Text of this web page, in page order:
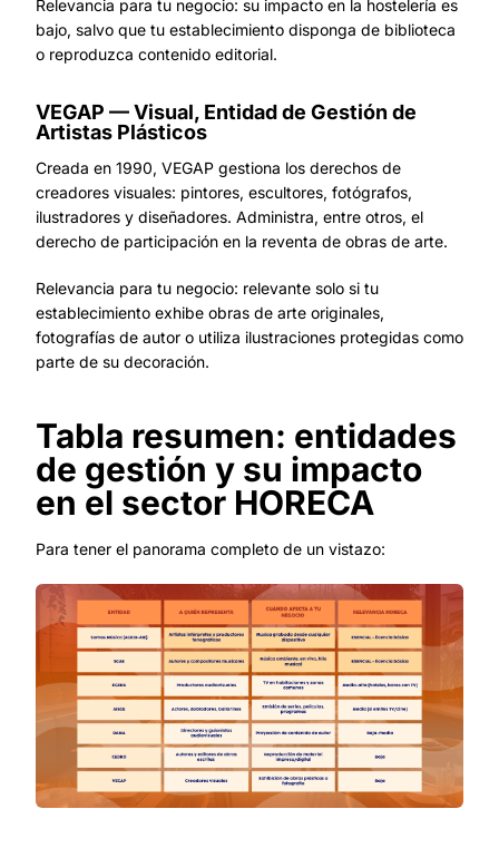
Relevancia para tu negocio: su impacto en la hostelería es
bajo, salvo que tu establecimiento disponga de biblioteca
o reproduzca contenido editorial.
VEGAP — Visual, Entidad de Gestión de
Artistas Plásticos
Creada en 1990, VEGAP gestiona los derechos de
creadores visuales: pintores, escultores, fotógrafos,
ilustradores y diseñadores. Administra, entre otros, el
derecho de participación en la reventa de obras de arte.
Relevancia para tu negocio: relevante solo si tu
establecimiento exhibe obras de arte originales,
fotografías de autor o utiliza ilustraciones protegidas como
parte de su decoración.
Tabla resumen: entidades
de gestión y su impacto
en el sector HORECA
Para tener el panorama completo de un vistazo: